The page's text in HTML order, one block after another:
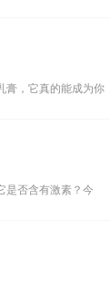
膏，它真的能成为你
是否含有激素？今